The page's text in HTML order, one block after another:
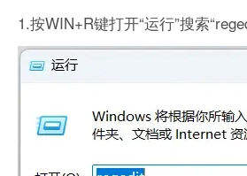
1.按WIN+R键打开“运行”搜索